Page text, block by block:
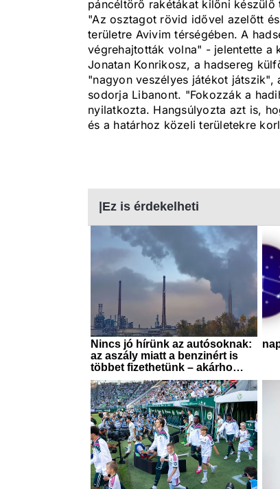
páncéltörő rakétákat kilőni
"Az osztagot rövid idővel azelőtt
területre Avivim térségében. A
végrehajtották volna" - jelentette a
Jonatan Konrikosz, a hadsereg
"nagyon veszélyes játékot
sodorja Libanont. "Fokozzák a
nyilatkozta. Hangsúlyozta azt is,
és a határhoz közeli területekre